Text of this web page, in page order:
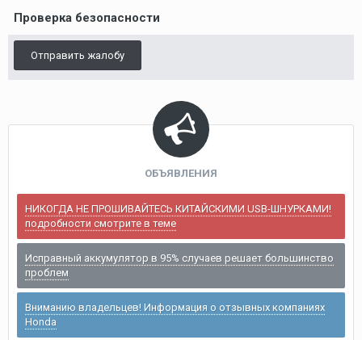
Проверка безопасности
Отправить жалобу
ОБЪЯВЛЕНИЯ
НИКОГДА НЕ ПРОШИВАЙТЕСЬ КИТАЙСКИМИ USB-ШНУРКАМИ!
подробности смотрите в теме
Исправный аккумулятор в 95% случаев решает большинство
проблем
Вниманию владельцев! Информация о отзывных компаниях
Honda